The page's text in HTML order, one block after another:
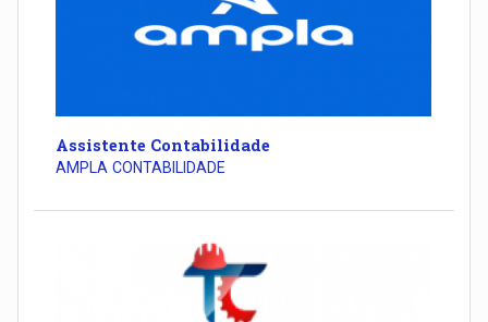
Assistente Contabilidade
AMPLA CONTABILIDADE